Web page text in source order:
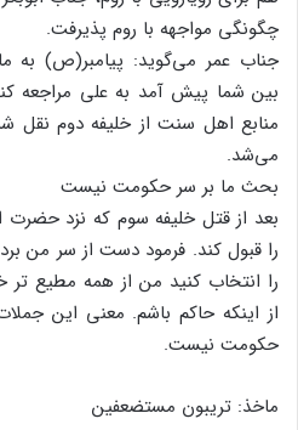
چگونگی مواجهه با روم پذیرفت.
جناب عمر می‌گوید: پیامبر(ص) به
بین شما پیش آمد به علی مراجعه
منابع اهل سنت از خلیفه دوم نقل
می‌شد.
بحث ما بر سر حکومت نیست
بعد از قتل خلیفه سوم که نزد حضرت
را قبول کند. فرمود دست از سر من
را انتخاب کنید من از همه مطیع
از اینکه حاکم باشم. معنی این
حکومت نیست.
ماخذ: تریبون مستضعفین